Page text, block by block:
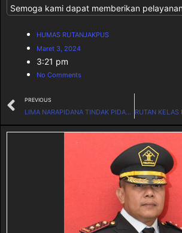
Semoga kami dapat memberikan
HUMAS RUTANJAKPUS
Maret 3, 2024
3:21 pm
No Comments
PREVIOUS
LIMA NARAPIDANA TINDAK PIDANA TERORIS LAPAS SALEMBA UCAP IKRAR SETIA NKRI